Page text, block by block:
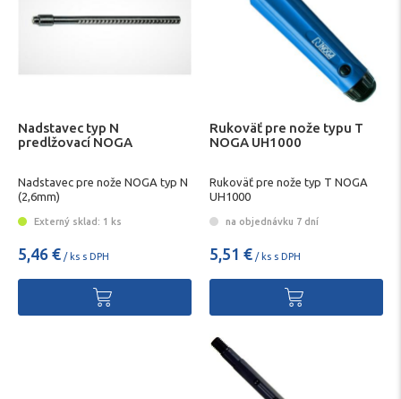
Nadstavec typ N
predlžovací NOGA
Nadstavec pre nože NOGA typ N
(2,6mm)
Externý sklad: 1 ks
5,46 € / ks s DPH
Rukoväť pre nože typu T
NOGA UH1000
Rukoväť pre nože typ T NOGA
UH1000
na objednávku 7 dní
5,51 € / ks s DPH